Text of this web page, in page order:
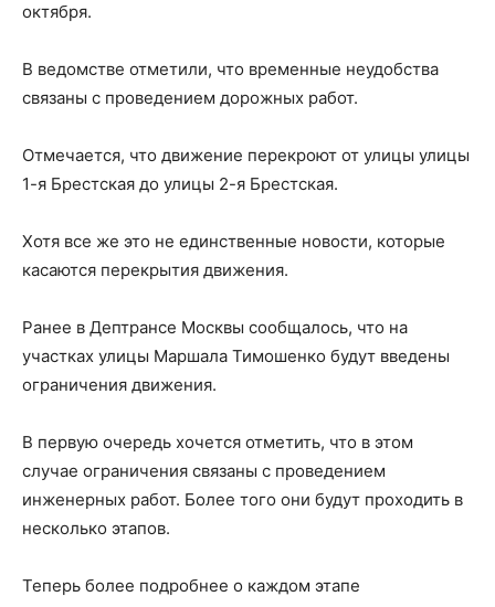
октября.
В ведомстве отметили, что временные неудобства
связаны с проведением дорожных работ.
Отмечается, что движение перекроют от улицы улицы
1-я Брестская до улицы 2-я Брестская.
Хотя все же это не единственные новости, которые
касаются перекрытия движения.
Ранее в Дептрансе Москвы сообщалось, что на
участках улицы Маршала Тимошенко будут введены
ограничения движения.
В первую очередь хочется отметить, что в этом
случае ограничения связаны с проведением
инженерных работ. Более того они будут проходить в
несколько этапов.
Теперь более подробнее о каждом этапе